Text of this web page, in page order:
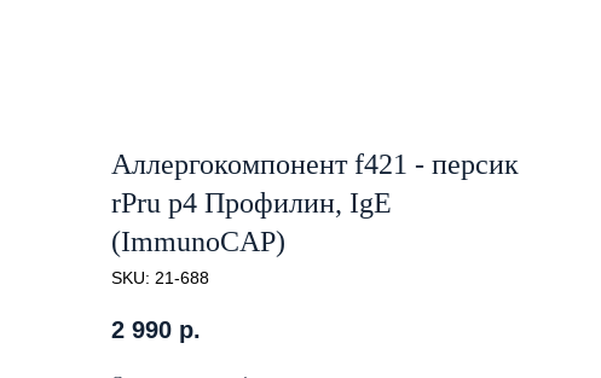
Аллергокомпонент f421 - персик
rPru p4 Профилин, IgE
(ImmunoCAP)
SKU: 21-688
2 990 р.